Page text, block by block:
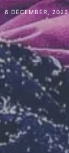
6 DECEMBER, 2022